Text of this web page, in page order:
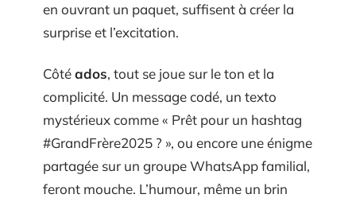
en ouvrant un paquet, suffisent à créer la
surprise et l’excitation.
Côtéados, tout se joue sur le ton et la
complicité. Un message codé, un texto
mystérieux comme « Prêt pour un hashtag
#GrandFrère2025 ? », ou encore une énigme
partagée sur un groupe WhatsApp familial,
feront mouche. L’humour, même un brin